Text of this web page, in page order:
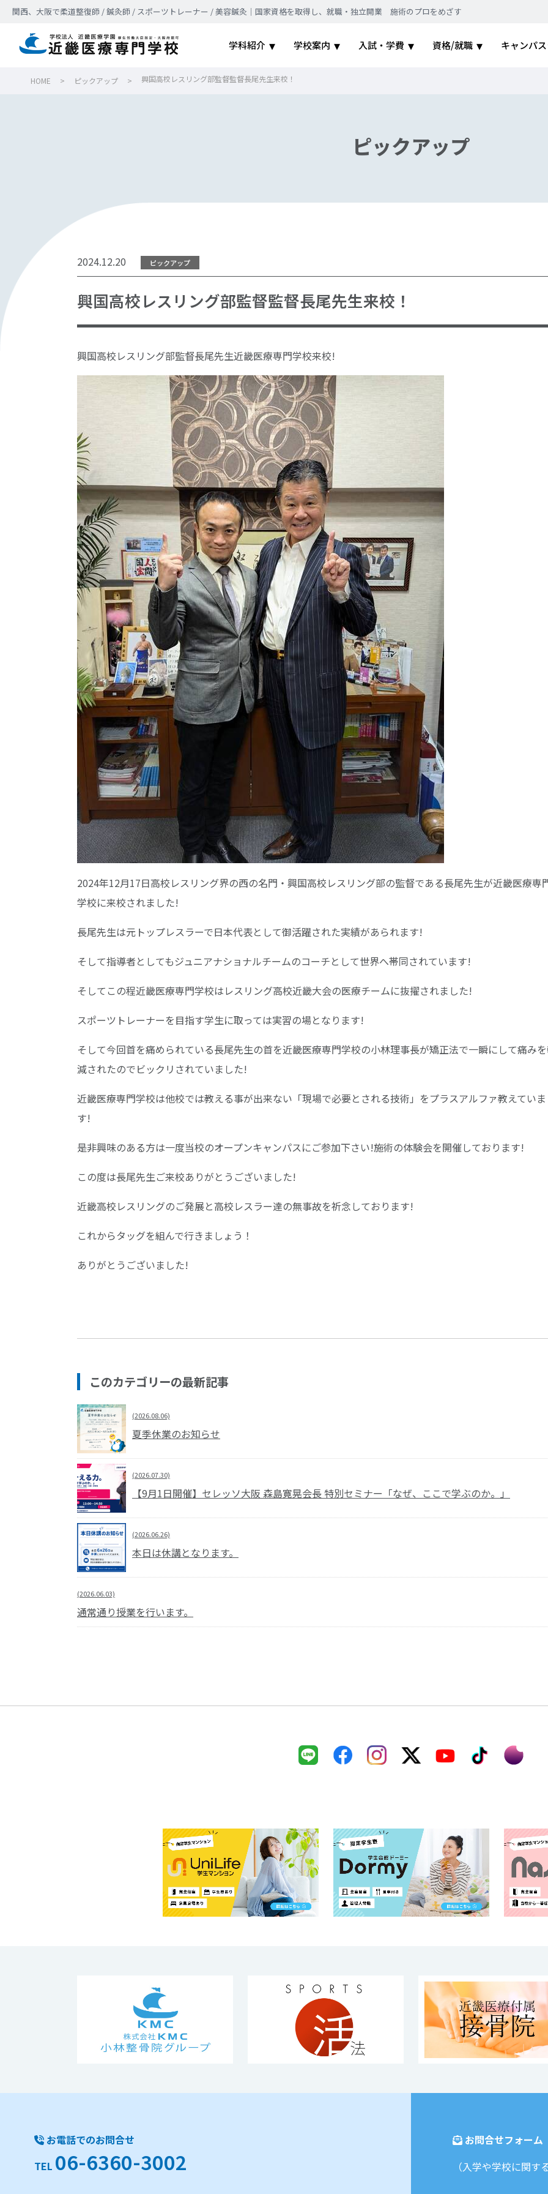
関西、大阪で柔道整復師 / 鍼灸師 / スポーツトレーナー / 美容鍼灸｜国家資格を取得し、就職・独立開業 施術のプロをめざす
学科紹介 学校案内 入試・学費 資格/就職 キャンパ
HOME > ピックアップ > 興国高校レスリング部監督監督長尾先生来校！
ピックアップ
2024.12.20 ピックアップ
興国高校レスリング部監督監督長尾先生来校！
興国高校レスリング部監督長尾先生近畿医療専門学校来校!
2024年12月17日高校レスリング界の西の名門・興国高校レスリング部の監督である長尾先生が近畿医療専
学校に来校されました!
長尾先生は元トップレスラーで日本代表として御活躍された実績があられます!
そして指導者としてもジュニアナショナルチームのコーチとして世界へ帯同されています!
そしてこの程近畿医療専門学校はレスリング高校近畿大会の医療チームに抜擢されました!
スポーツトレーナーを目指す学生に取っては実習の場となります!
そして今回首を痛められている長尾先生の首を近畿医療専門学校の小林理事長が矯正法で一瞬にして痛み
減されたのでビックリされていました!
近畿医療専門学校は他校では教える事が出来ない「現場で必要とされる技術」をプラスアルファ教えていま
す!
是非興味のある方は一度当校のオープンキャンパスにご参加下さい!施術の体験会を開催しております!
この度は長尾先生ご来校ありがとうございました!
近畿高校レスリングのご発展と高校レスラー達の無事故を祈念しております!
これからタッグを組んで行きましょう！
ありがとうございました!
このカテゴリーの最新記事
(2026.08.06)
夏季休業のお知らせ
(2026.07.30)
【9月1日開催】セレッソ大阪 森島寛晃会長 特別セミナー「なぜ、ここで学ぶのか。」
(2026.06.26)
本日は休講となります。
(2026.06.03)
通常通り授業を行います。
お電話でのお問合せ
TEL 06-6360-3002
お問合せフォーム
（入学や学校に関